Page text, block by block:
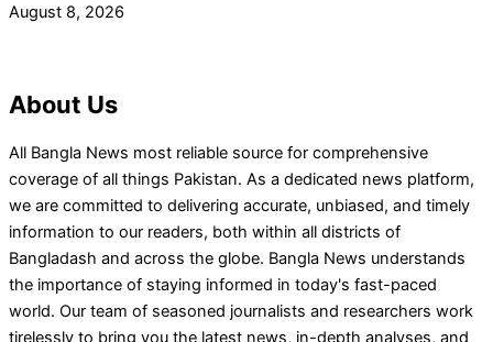
August 8, 2026
About Us
All Bangla News most reliable source for comprehensive
coverage of all things Pakistan. As a dedicated news platform,
we are committed to delivering accurate, unbiased, and timely
information to our readers, both within all districts of
Bangladash and across the globe. Bangla News understands
the importance of staying informed in today's fast-paced
world. Our team of seasoned journalists and researchers work
tirelessly to bring you the latest news, in-depth analyses, and